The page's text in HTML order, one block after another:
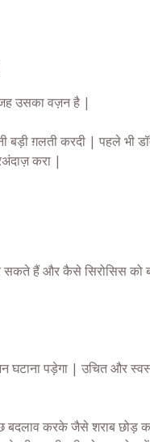
उसका वज़न है |
बड़ी ग़लती करदी | पहले भी
करा |
सकते हैं और कैसे सिरोसिस
घटाना पड़ेगा | उचित और
बदलाव करके जैसे शराब छोड़